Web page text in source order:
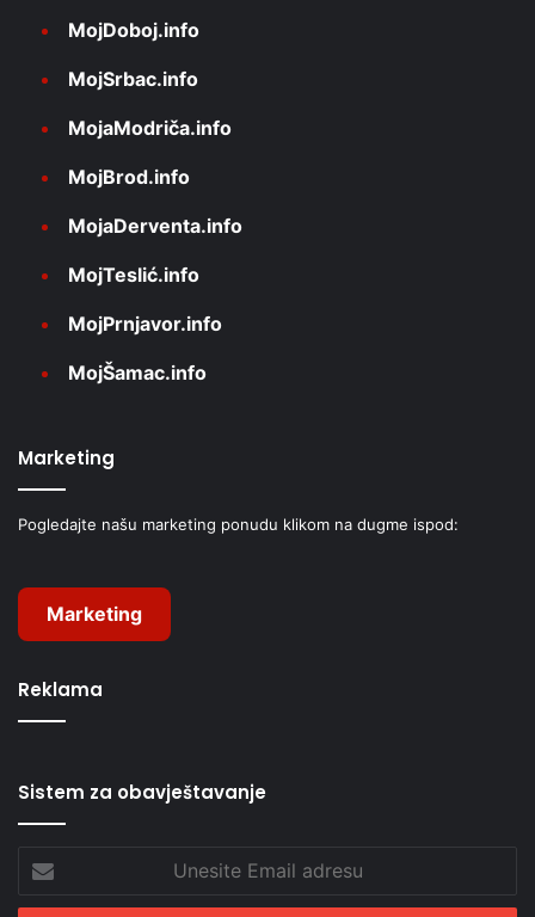
MojDoboj.info
MojSrbac.info
MojaModriča.info
MojBrod.info
MojaDerventa.info
MojTeslić.info
MojPrnjavor.info
MojŠamac.info
Marketing
Pogledajte našu marketing ponudu klikom na dugme ispod:
Marketing
Reklama
Sistem za obavještavanje
Email
adresu